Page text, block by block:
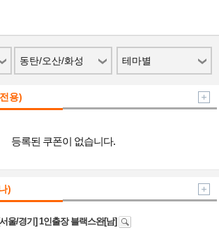
동탄/오산/화성 테마별
용)
등록된 쿠폰이 없습니다.
)
울/경기] 1인출장 블랙스완[남]